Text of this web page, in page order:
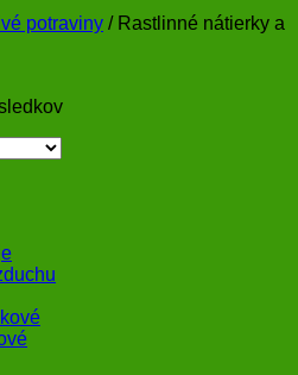
potraviny /Rastlinné nátierky a
Zoradené